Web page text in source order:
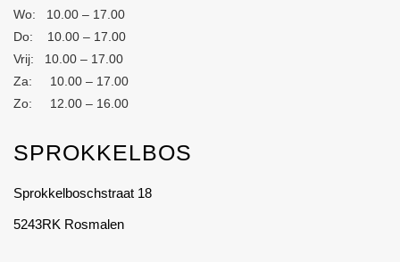
Wo: 10.00 – 17.00
Do: 10.00 – 17.00
Vrij: 10.00 – 17.00
Za: 10.00 – 17.00
Zo: 12.00 – 16.00
SPROKKELBOS
Sprokkelboschstraat 18
5243RK Rosmalen